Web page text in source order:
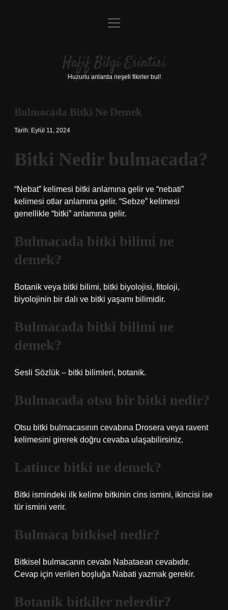
Anasayfa
Yasal Uyarı
menüyü
Hafif Bilgi Esintisi
Huzurlu anlarda neşeli fikirler bul!
Bulmacada Bitki Ne Demek
Tarih: Eylül 11, 2024
Bitki Nedir bulmacada?
“Nebat” kelimesi bitki anlamına gelir ve “nebati”
kelimesi otlar anlamına gelir. “Sebze” kelimesi
genellikle “bitki” anlamına gelir.
Bulmacada bitki bilimi ne
demek?
Botanik veya bitki bilimi, bitki biyolojisi, fitoloji,
biyolojinin bir dalı ve bitki yaşamı bilimidir.
Bulmacada bitki bilimi ne
demek?
Sesli Sözlük – bitki bilimleri, botanik.
Bulmacada otsu bir bitki nedir?
Otsu bitki bulmacasının cevabına Drosera veya ravent
kelimesini girerek doğru cevaba ulaşabilirsiniz.
Latince bitki ne demek?
Bitki ismindeki ilk kelime bitkinin cins ismini, ikincisi ise
tür ismini verir.
Bulmaca bitkisel nedir?
Bitkisel bulmacanın cevabı Nabataean cevabıdır.
Cevap için verilen boşluğa Nabati yazmak gerekir.
Botanik bitkiler nelerdir?